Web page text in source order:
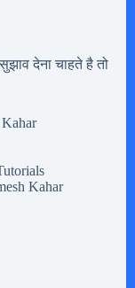
देना चाहते है तो
Kahar